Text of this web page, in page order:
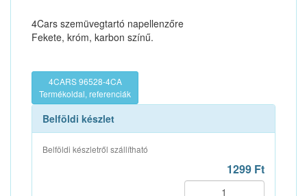
4Cars szemüvegtartó napellenzőre
Fekete, króm, karbon színű.
4CARS 96528-4CA
Termékoldal, referenciák
Belföldi készlet
Belföldi készletről szállítható
1299 Ft